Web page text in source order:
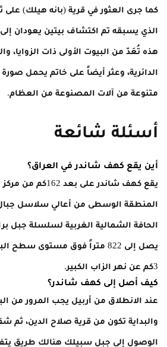
كما جرى العثور في قرية (بانه هيلك) على
هذه تُعَدّ من البيوت الأولى ذات الزوايا،
الدائرية، وعثر أيضاً على خاتم يحمل
متنوعة من آلات المصنوعة من العظام.
أسئلة شائعة
أين يقع كهف شاندر في العراق؟
يقع كهف شاندر على بعد
المنطقة الوسطى من أعالي سلاسل
الحافة الشمالية الغربية لسلسلة جبل
يصل إلى 822 متراً فوق مستوى
3كم عن نهر الزاب الكبير.
كيف أصل إلى كهف شاندر؟
عند الانطلاق من أربيل يجب المرور من
والبداية تكون من قرية صلاح الدين، ثم
الوصول إلى جبل سبيلك هنالك طريق